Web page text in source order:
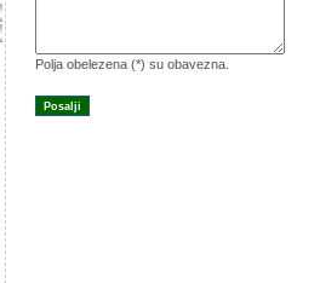
Polja obelezena (*) su obavezna.